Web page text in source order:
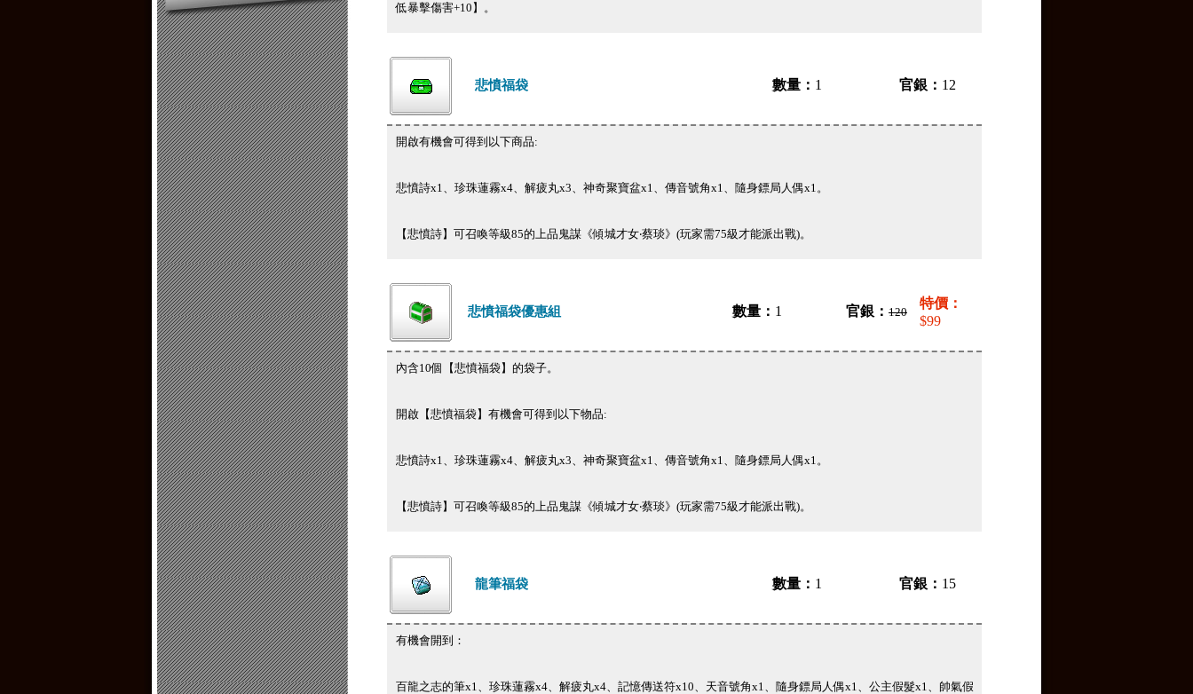
低暴擊傷害+10】。
悲憤福袋 數量： 1 官銀： 12
開啟有機會可得到以下商品:
悲憤詩x1、珍珠蓮霧x4、解疲丸x3、神奇聚寶盆x1、傳音號角x1、隨身鏢局人偶x1。
【悲憤詩】可召喚等級85的上品鬼謀《傾城才女‧蔡琰》(玩家需75級才能派出戰)。
悲憤福袋優惠組 數量： 1 官銀： 120
特價：
$99
內含10個【悲憤福袋】的袋子。
開啟【悲憤福袋】有機會可得到以下物品:
悲憤詩x1、珍珠蓮霧x4、解疲丸x3、神奇聚寶盆x1、傳音號角x1、隨身鏢局人偶x1。
【悲憤詩】可召喚等級85的上品鬼謀《傾城才女‧蔡琰》(玩家需75級才能派出戰)。
龍筆福袋 數量： 1 官銀： 15
有機會開到：
百龍之志的筆x1、珍珠蓮霧x4、解疲丸x4、記憶傳送符x10、天音號角x1、隨身鏢局人偶x1、公主假髮x1、帥氣假